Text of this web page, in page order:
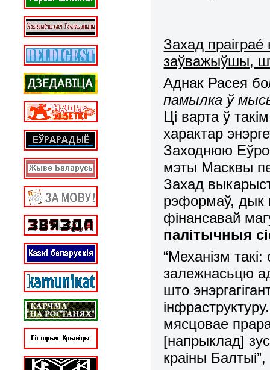
Захад
заўважыўшы,
Аднак Расея
памылка ў
Ці варта ў
характар
Заходнюю
мэты Масквы
Захад
рэформаў, дык
фінансавай
палітычныя
“Механізм
залежнасьцю
што
мясцовае
[напрыклад]
краіны